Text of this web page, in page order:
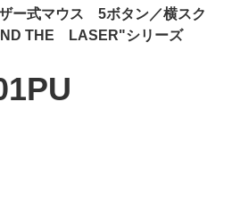
ザー式マウス 5ボタン／横スク
THE LASER"シリーズ